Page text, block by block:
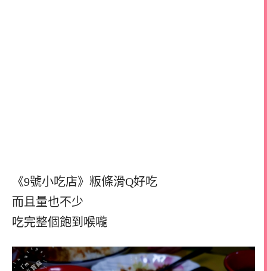
《9號小吃店》粄條滑Q好吃
而且量也不少
吃完整個飽到喉嚨